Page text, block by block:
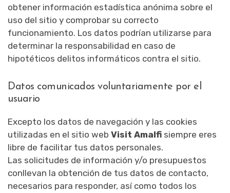
obtener información estadística anónima sobre el
uso del sitio y comprobar su correcto
funcionamiento. Los datos podrían utilizarse para
determinar la responsabilidad en caso de
hipotéticos delitos informáticos contra el sitio.
Datos comunicados voluntariamente por el
usuario
Excepto los datos de navegación y las cookies
utilizadas en el sitio web Visit Amalfi siempre eres
libre de facilitar tus datos personales.
Las solicitudes de información y/o presupuestos
conllevan la obtención de tus datos de contacto,
necesarios para responder, así como todos los